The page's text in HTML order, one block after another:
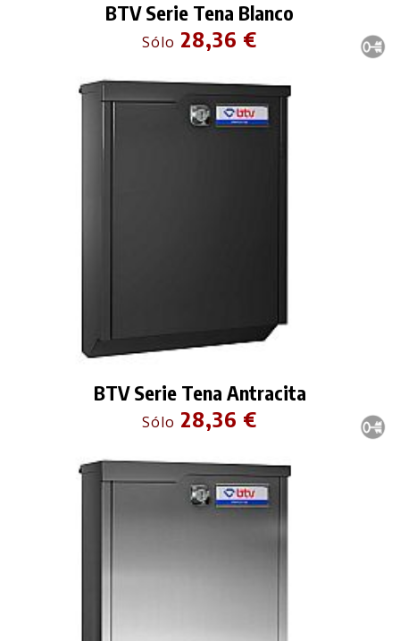
BTV Serie Tena Blanco
Sólo 28,36 €
BTV Serie Tena Antracita
Sólo 28,36 €